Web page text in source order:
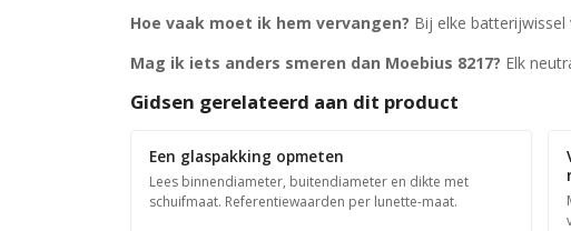
Hoe vaak moet ik hem vervangen? Bij elke batterijwissel
Mag ik iets anders smeren dan Moebius 8217? Elk
Gidsen gerelateerd aan dit product
Een glaspakking opmeten
Lees binnendiameter, buitendiameter en dikte met
schuifmaat. Referentiewaarden per lunette-maat.